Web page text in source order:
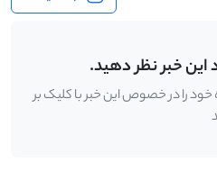
این خبر نظر دهید.
را در خصوص این خبر با کلیک بر